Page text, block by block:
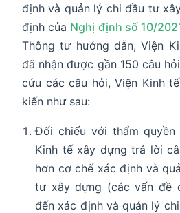
định và quản lý chi đầu tư
định của Nghị định số 10/
Thông tư hướng dẫn, Viện
đã nhận được gần 150 câu
cứu các câu hỏi, Viện Kinh
kiến như sau:
Đối chiếu với thẩm quyền
Kinh tế xây dựng trả lời
hơn cơ chế xác định và
tư xây dựng (các vấn đề
đến xác định và quản lý